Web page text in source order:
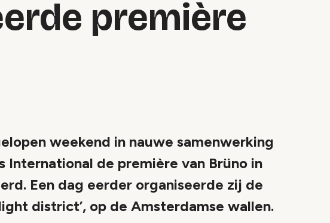
première
weekend in nauwe samenwerking
International de première van Brüno in
Een dag eerder organiseerde zij de
district’, op de Amsterdamse wallen.